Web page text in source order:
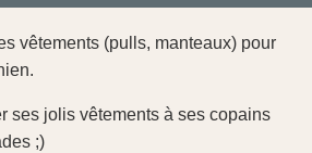
vêtements (pulls, manteaux) pour
ses jolis vêtements à ses copains
;)